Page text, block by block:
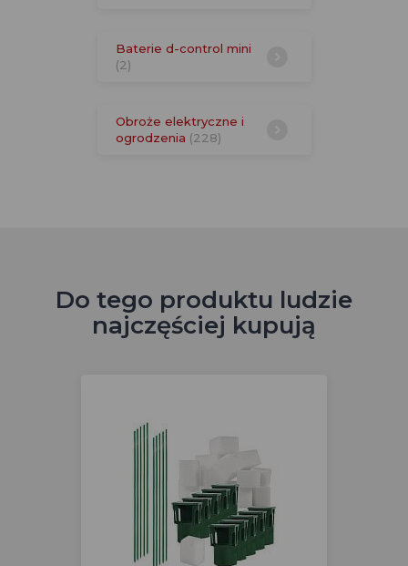
Baterie d-control mini
(2)
Obroże elektryczne i
ogrodzenia (228)
Do tego produktu ludzie
najczęściej kupują